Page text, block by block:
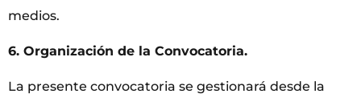
medios.
6. Organización de la Convocatoria.
La presente convocatoria se gestionará desde la